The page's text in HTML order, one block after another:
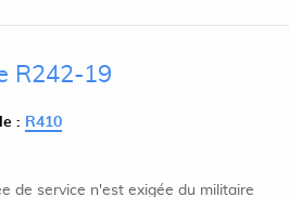
R242-19
: R410
de service n'est exigée du militaire